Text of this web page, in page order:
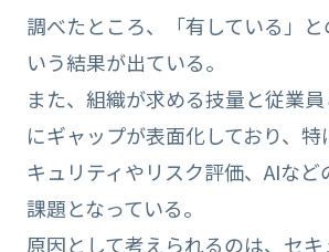
調べたところ、「有している」
いう結果が出ている。
また、組織が求める技量と従業
にギャップが表面化しており、特
キュリティやリスク評価、AIな
課題となっている。
原因として考えられるのは、セ